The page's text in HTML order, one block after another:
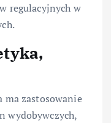
regulacyjnych w
ma zastosowanie
wydobywczych,